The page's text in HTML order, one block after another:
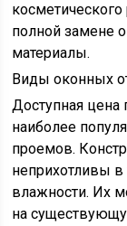
полной замене
материалы.
Виды оконных
Доступная цена
наиболее
проемов.
неприхотливы
влажности. Их
на